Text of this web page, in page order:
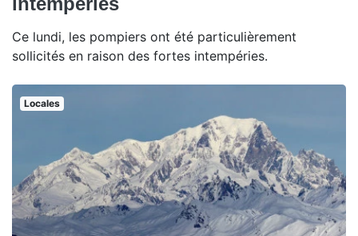
Ce lundi, les pompiers ont été particulièrement
sollicités en raison des fortes intempéries.
Locales